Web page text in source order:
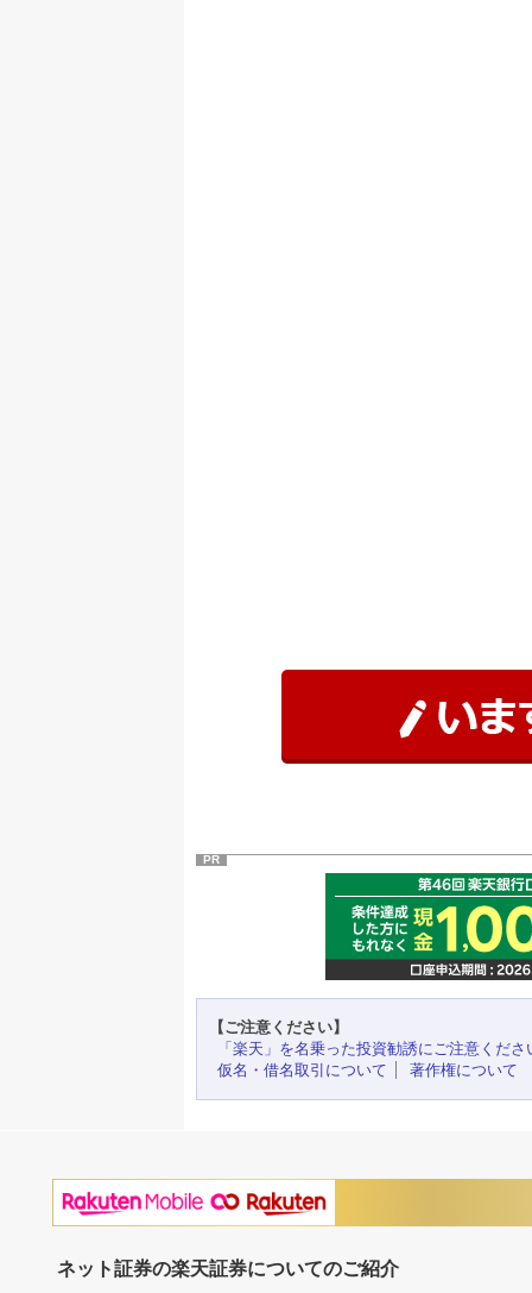
PR
【ご注意ください】
「楽天」を名乗った投資勧誘にご注意くださ
仮名・借名取引について
著作権について
ネット証券の楽天証券についてのご紹介